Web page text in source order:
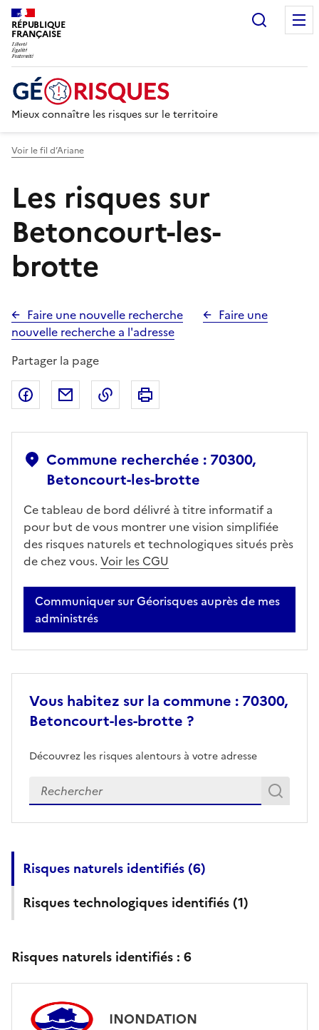
RÉPUBLIQUE
FRANÇAISE
Mieux connaître les risques sur le territoire
Voir le fil d’Ariane
Les risques sur
Betoncourt-les-
brotte
Faire une nouvelle recherche
Faire une
nouvelle recherche a l'adresse
Partager la page
Partager sur Facebook
Partager par emailCopier dans le presse-papier
Commune recherchée : 70300,
Betoncourt-les-brotte
Ce tableau de bord délivré à titre informatif a
pour but de vous montrer une vision simplifiée
des risques naturels et technologiques situés près
de chez vous. Voir les CGU
Communiquer sur Géorisques auprès de mes
administrés
Vous habitez sur la commune : 70300,
Betoncourt-les-brotte ?
Découvrez les risques alentours à votre adresse
Veuillez renseigner votre adresse exacte
Risques naturels identifiés (6)
Risques technologiques identifiés (1)
Risques naturels identifiés : 6
INONDATION